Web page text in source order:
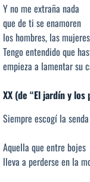
Y no me extraña nada
que de ti se enamoren
los hombres, las
Tengo entendido que
empieza a lamentar su
XX (de “El jardín y los
Siempre escogí la
Aquella que entre bojes
lleva a perderse en la